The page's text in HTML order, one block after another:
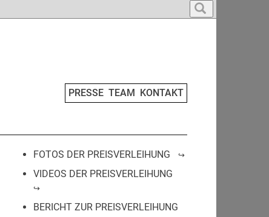
PRESSE TEAM KONTAKT
FOTOS DER PREISVERLEIHUNG
VIDEOS DER PREISVERLEIHUNG
BERICHT ZUR PREISVERLEIHUNG